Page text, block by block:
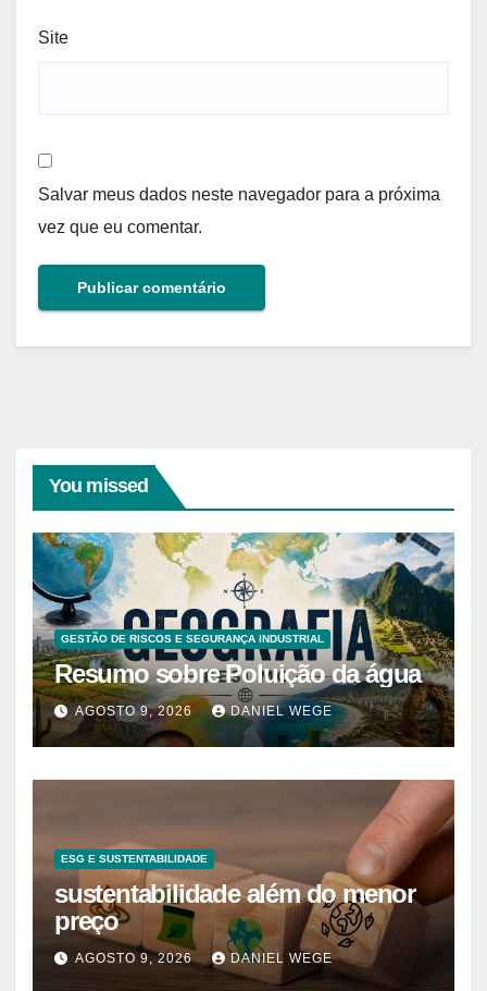
Site
Salvar meus dados neste navegador para a próxima
vez que eu comentar.
You missed
GESTÃO DE RISCOS E SEGURANÇA INDUSTRIAL
Resumo sobre Poluição da água
AGOSTO 9, 2026 DANIEL WEGE
ESG E SUSTENTABILIDADE
sustentabilidade além do menor
preço
AGOSTO 9, 2026 DANIEL WEGE